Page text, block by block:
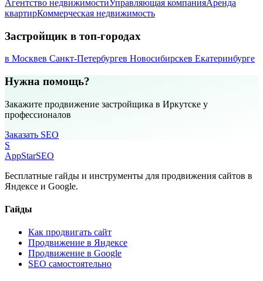
Агентство недвижимостиУправляющая компанияАренда
квартирКоммерческая недвижимость
Застройщик в топ-городах
в Москвев Санкт-Петербургев Новосибирскев Екатеринбурге
Нужна помощь?
Закажите продвижение застройщика в Иркутске у
профессионалов
Заказать SEO
S
AppStarSEO
Бесплатные гайды и инструменты для продвижения сайтов в
Яндексе и Google.
Гайды
Как продвигать сайт
Продвижение в Яндексе
Продвижение в Google
SEO самостоятельно